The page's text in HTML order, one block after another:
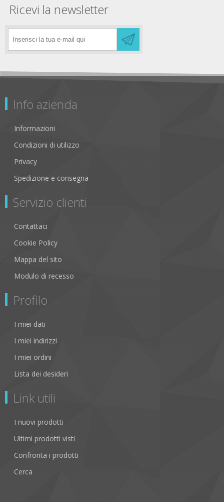
Ricevi la newsletter
Info azienda
Informazioni
Condizioni di utilizzo
Privacy
Spedizione e consegna
Servizio clienti
Contattaci
Cookie Policy
Mappa del sito
Modulo di recesso
Profilo
I miei dati
I miei indirizzi
I miei ordini
Lista dei desideri
Link utili
I nuovi prodotti
Ultimi prodotti visti
Confronta i prodotti
Cerca